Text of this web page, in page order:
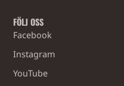
FÖLJ OSS
Facebook
Instagram
YouTube